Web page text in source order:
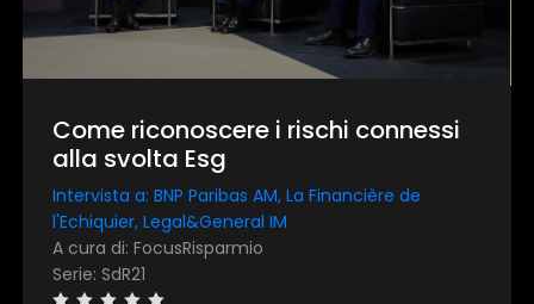
Come riconoscere i rischi connessi
alla svolta Esg
Intervista a: BNP Paribas AM, La Financière de
l'Echiquier, Legal&General IM
A cura di: FocusRisparmio
Serie: SdR21